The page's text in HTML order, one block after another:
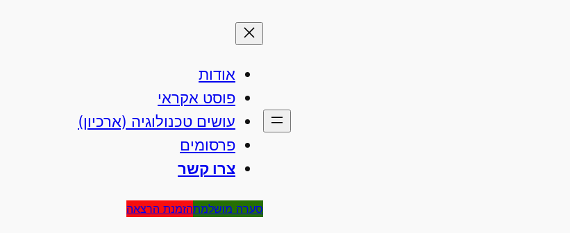
אודות
פוסט אקראי
עושים טכנולוגיה (ארכיון)
פרסומים
צרו קשר
סערה מושלמתהזמנת הרצאה